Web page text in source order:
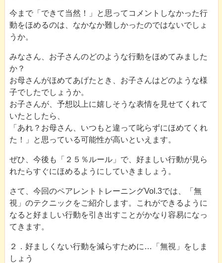
今まで「できて当然！」と思ってコメントしなかった行
動をほめるのは、なかなか難しかったのではないでしょ
うか。
みなさん、お子さんのどのような行動をほめてみました
か？
お母さんがほめてあげたとき、お子さんはどのような様
子でしたでしょうか。
お子さんが、予想以上に嬉しそうな表情を見せてくれて
いたとしたら、
「あれ？お母さん、いつもと違って叱らずにほめてくれ
た！」と思っている可能性が高いといえます。
ぜひ、今後も「２５％ルール」で、好ましい行動が見ら
れたらすぐにほめるようにしていきましょう。
さて、今回のペアレントトレーニングVol.3では、「無
視」のテクニックをご紹介します。これができるように
なると好ましい行動を引き出すことがかなり容易になっ
てきます。
２．好ましくない行動を減らすために…「無視」をしま
しょう